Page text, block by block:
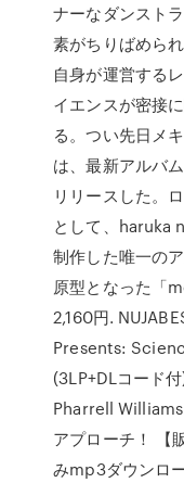
ナーなダンスト
素がちりばめら
自身が運営する
イエンスが密接
る。つい先日メ
は、最新アルバ
リリースした。
として、haruka
制作した唯一の
原型となった「
2,160円.
Presents:
(3LP+DLコード
Pharrell
アプローチ！ 【
みmp3ダウンロ